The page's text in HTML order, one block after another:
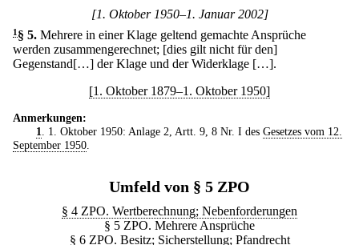
[1. Oktober 1950–1. Januar 2002]
1§ 5. Mehrere in einer Klage geltend gemachte Ansprüche
werden zusammengerechnet; [dies gilt nicht für den]
Gegenstand[…] der Klage und der Widerklage […].
[1. Oktober 1879–1. Oktober 1950]
Anmerkungen:
1. 1. Oktober 1950: Anlage 2, Artt. 9, 8 Nr. I des Gesetzes vom 12.
September 1950.
Umfeld von § 5 ZPO
§ 4 ZPO. Wertberechnung; Nebenforderungen
§ 5 ZPO. Mehrere Ansprüche
§ 6 ZPO. Besitz; Sicherstellung; Pfandrecht